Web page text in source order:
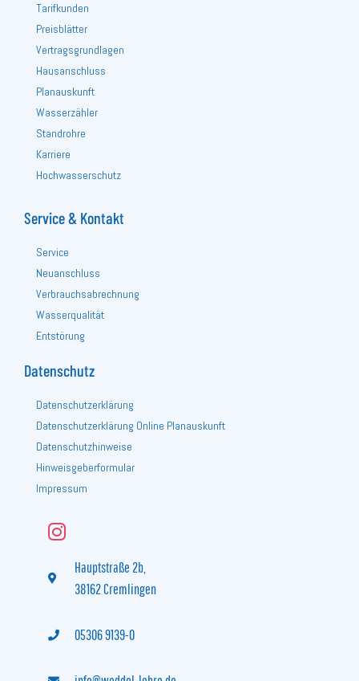
Tarifkunden
Preisblätter
Vertragsgrundlagen
Hausanschluss
Planauskunft
Wasserzähler
Standrohre
Karriere
Hochwasserschutz
Service & Kontakt
Service
Neuanschluss
Verbrauchsabrechnung
Wasserqualität
Entstörung
Datenschutz
Datenschutzerklärung
Datenschutzerklärung Online Planauskunft
Datenschutzhinweise
Hinweisgeberformular
Impressum
Hauptstraße 2b,
38162 Cremlingen
05306 9139-0‬